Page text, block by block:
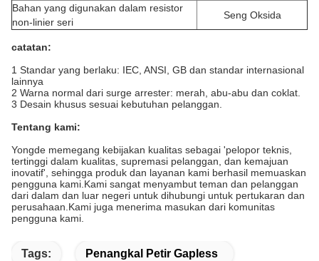
Bahan yang digunakan dalam resistor
non-linier seri
Seng Oksida
catatan:
1 Standar yang berlaku: IEC, ANSI, GB dan standar internasional
lainnya
2 Warna normal dari surge arrester: merah, abu-abu dan coklat.
3 Desain khusus sesuai kebutuhan pelanggan.
Tentang kami:
Yongde memegang kebijakan kualitas sebagai 'pelopor teknis,
tertinggi dalam kualitas, supremasi pelanggan, dan kemajuan
inovatif', sehingga produk dan layanan kami berhasil memuaskan
pengguna kami.Kami sangat menyambut teman dan pelanggan
dari dalam dan luar negeri untuk dihubungi untuk pertukaran dan
perusahaan.Kami juga menerima masukan dari komunitas
pengguna kami.
Tags: Penangkal Petir Gapless